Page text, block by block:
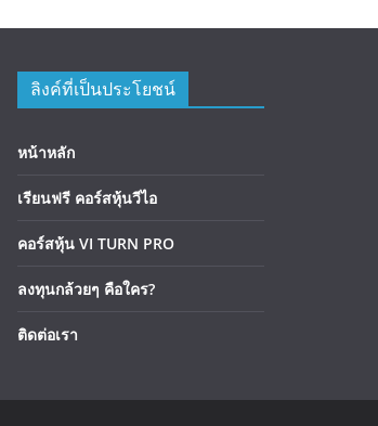
ลิงค์ที่เป็นประโยชน์
หน้าหลัก
เรียนฟรี คอร์สหุ้นวีไอ
คอร์สหุ้น VI TURN PRO
ลงทุนกล้วยๆ คือใคร?
ติดต่อเรา